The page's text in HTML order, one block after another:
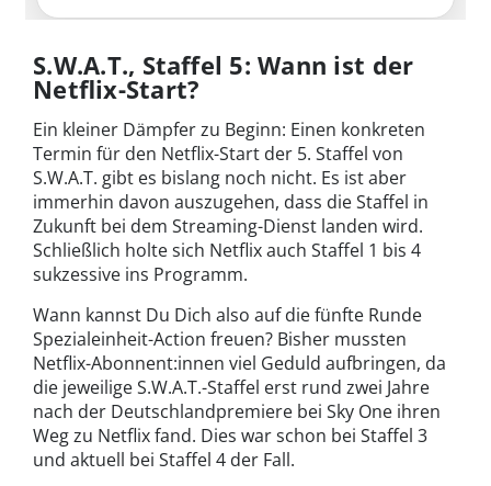
S.W.A.T., Staffel 5: Wann ist der
Netflix-Start?
Ein kleiner Dämpfer zu Beginn: Einen konkreten
Termin für den Netflix-Start der 5. Staffel von
S.W.A.T. gibt es bislang noch nicht. Es ist aber
immerhin davon auszugehen, dass die Staffel in
Zukunft bei dem Streaming-Dienst landen wird.
Schließlich holte sich Netflix auch Staffel 1 bis 4
sukzessive ins Programm.
Wann kannst Du Dich also auf die fünfte Runde
Spezialeinheit-Action freuen? Bisher mussten
Netflix-Abonnent:innen viel Geduld aufbringen, da
die jeweilige S.W.A.T.-Staffel erst rund zwei Jahre
nach der Deutschlandpremiere bei Sky One ihren
Weg zu Netflix fand. Dies war schon bei Staffel 3
und aktuell bei Staffel 4 der Fall.